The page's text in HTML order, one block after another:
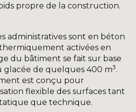
propre de la construction.
administratives sont en béton
activées en
du bâtiment se fait sur base
glacée de quelques 400 m3.
est conçu pour
flexible des surfaces tant
que technique.